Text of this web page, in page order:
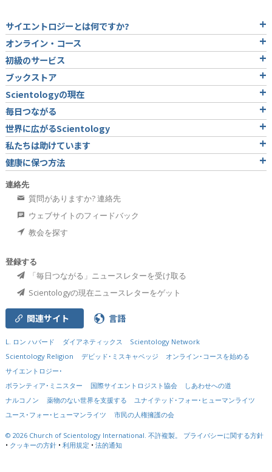
サイエントロジーとは何ですか?
オンライン・コース
初級のサービス
ブックストア
Scientologyの現在
毎日つながる
世界に広がるScientology
私たちは助けています
健康に保つ方法
連絡先
質問がありますか? 連絡先
ウェブサイトのフィードバック
教会を探す
登録する
「毎日つながる」ニュースレターを受け取る
Scientologyの現在ニュースレターをゲット
関連サイト 言語
L. ロン ハバード ダイアネティックス
Scientology Network
Scientology Religion
デビッド･ミスキャベッジ
オンライン･コースを始める
サイエントロジー･
ボランティア･ミニスター
国際サイエントロジスト協会
しあわせへの道
ナルコノン
薬物のない世界を支援する
ユナイテッド･フォー･ヒューマンライツ
ユース･フォー･ヒューマンライツ
市民の人権擁護の会
© 2026 Church of Scientology International. 不許複製。 プライバシーに関する方針
• クッキーの方針 • 利用規定 • 法的通知